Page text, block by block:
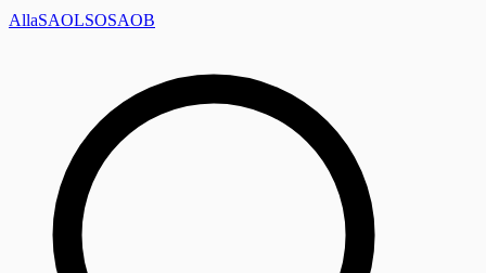
AllaSAOLSOSAOB